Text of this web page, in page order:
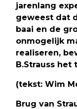
jarenlang
geweest dat
baai en de
onmogelijk
realiseren,
B.Strauss het
(tekst: Wim
Brug van